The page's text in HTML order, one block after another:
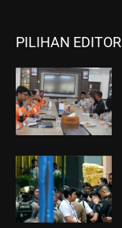
PILIHAN EDITOR